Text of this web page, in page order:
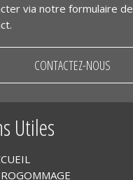
via notre formulaire de
CONTACTEZ-NOUS
Utiles